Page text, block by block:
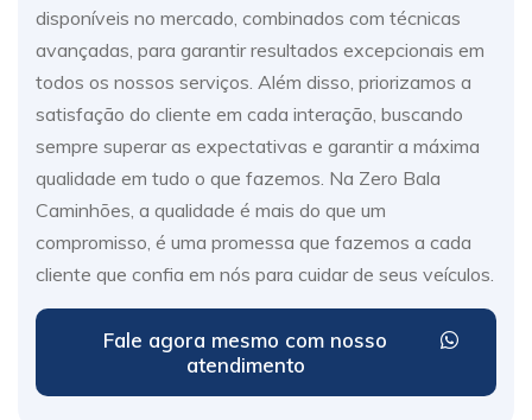
disponíveis no mercado, combinados com técnicas
avançadas, para garantir resultados excepcionais em
todos os nossos serviços. Além disso, priorizamos a
satisfação do cliente em cada interação, buscando
sempre superar as expectativas e garantir a máxima
qualidade em tudo o que fazemos. Na Zero Bala
Caminhões, a qualidade é mais do que um
compromisso, é uma promessa que fazemos a cada
cliente que confia em nós para cuidar de seus veículos.
Fale agora mesmo com nosso
atendimento